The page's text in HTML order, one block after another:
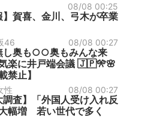
08/08 00:25
】賀喜、金川、弓木が卒業
46 08/08 00:27
し奥も○○奥もみんな来
楽に井戸端会議 🇯🇵🎌🌸
禁止】
性 08/08 00:27
調査】「外国人受け入れ反
幅増 若い世代で多く